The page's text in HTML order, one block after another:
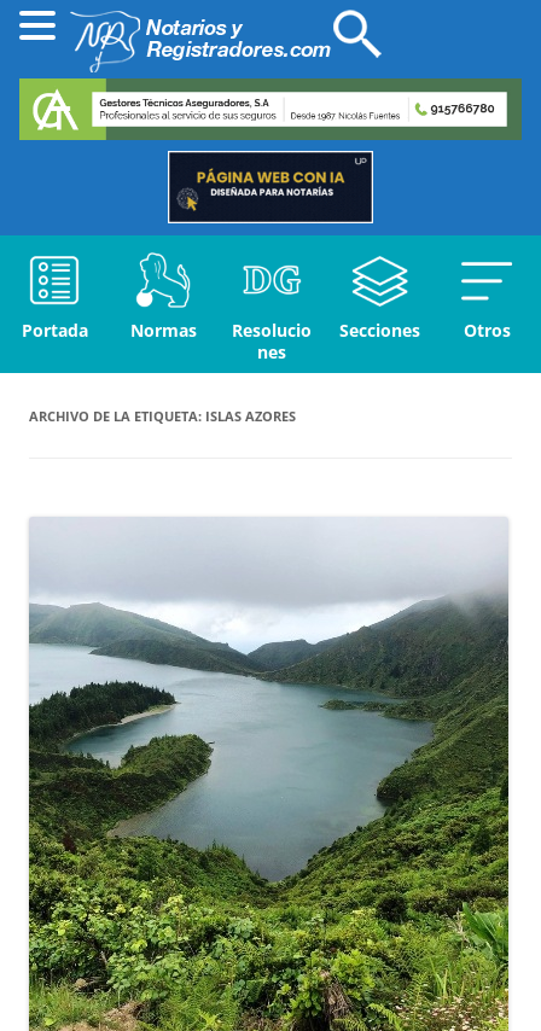
Portada Normas
Resolucio
nes
Secciones Otros
ARCHIVO DE LA ETIQUETA: ISLAS AZORES